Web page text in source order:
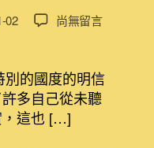
02
在
信
片
環
遊
尚無留言
的國度的明信
多自己從未聽
，這也 […]